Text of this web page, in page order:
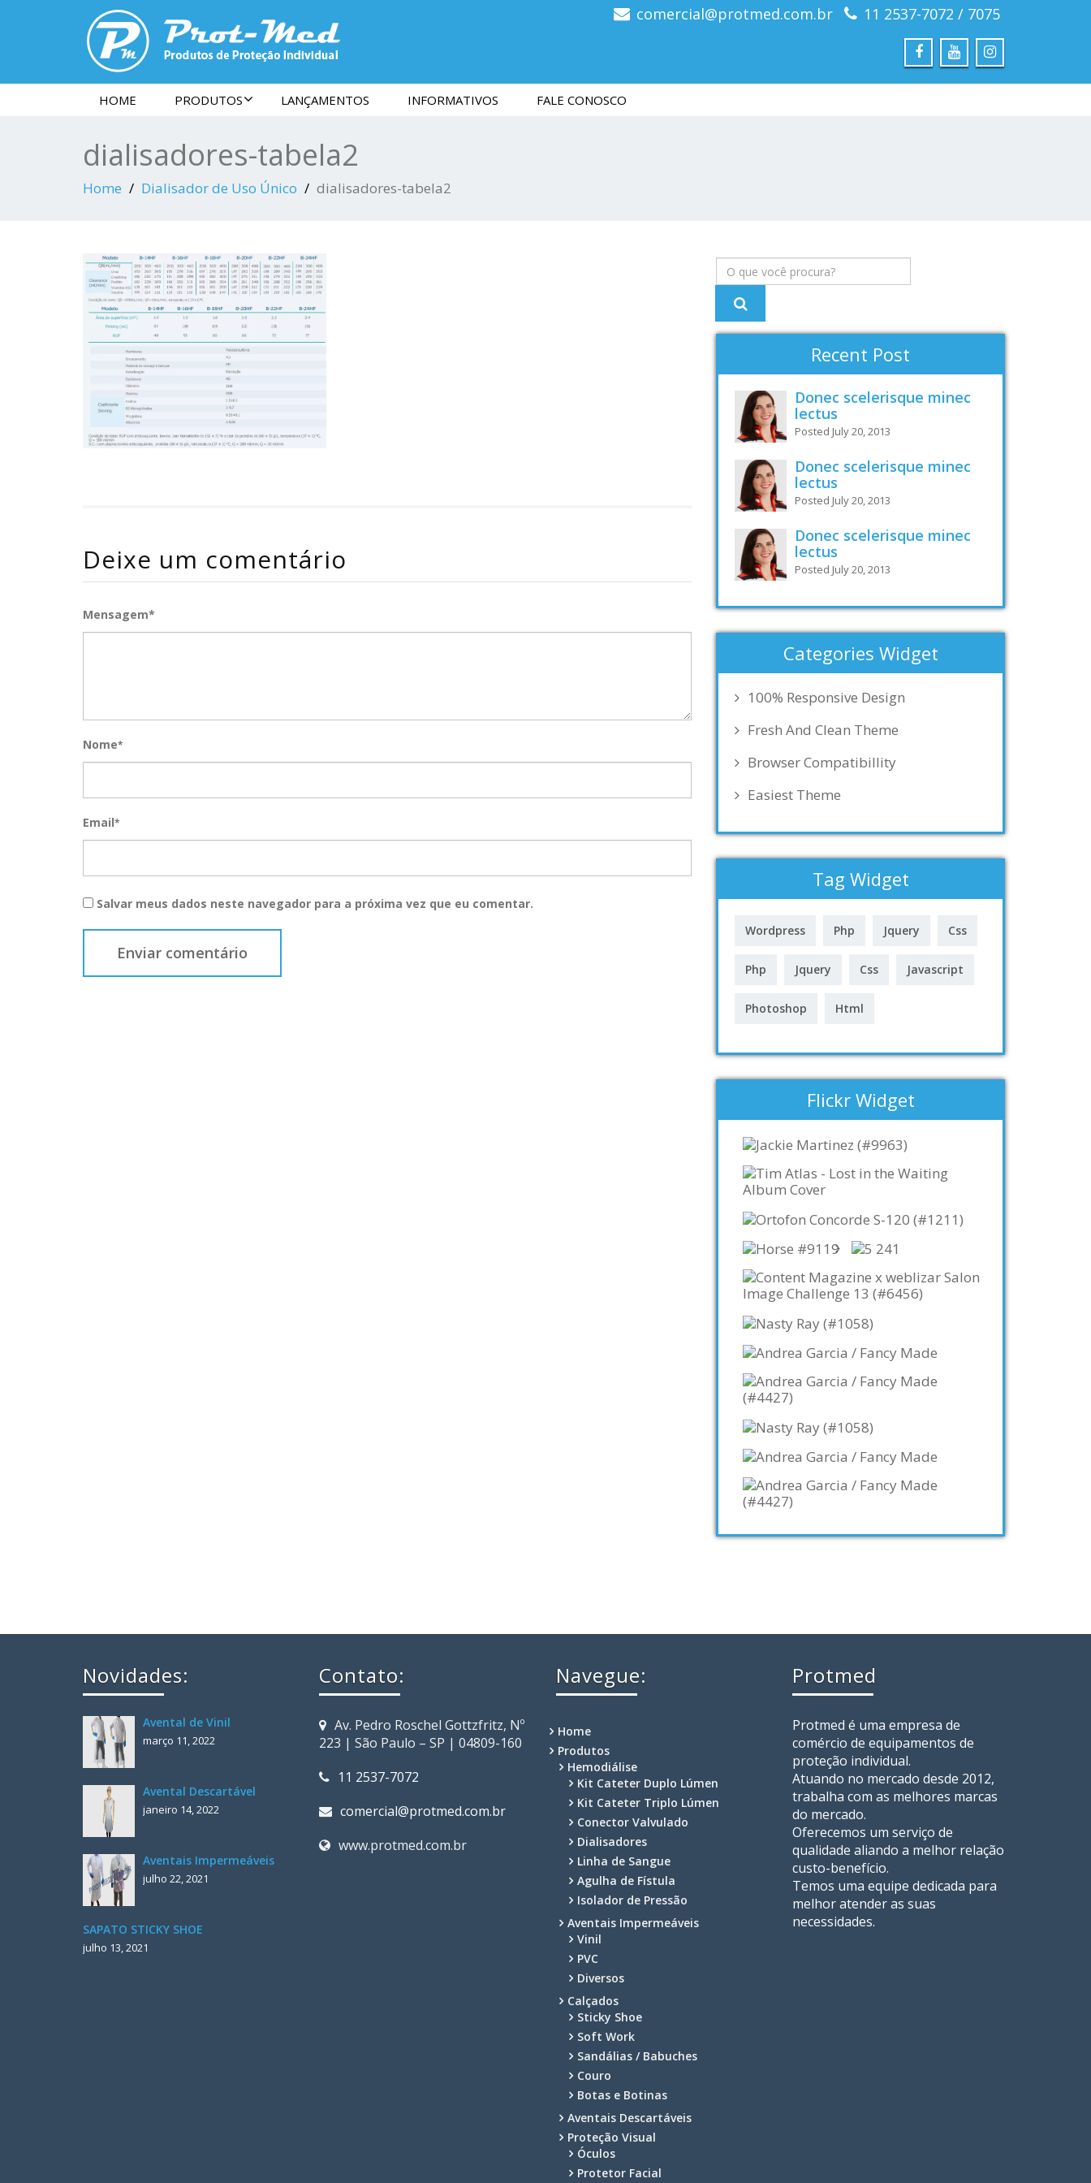
comercial@protmed.com.br 11 2537-7072 / 7075
HOME PRODUTOS LANÇAMENTOS INFORMATIVOS FALE CONOSCO
dialisadores-tabela2
Home Dialisador de Uso Único dialisadores-tabela2
Deixe um comentário
Mensagem*
Nome*
Email*
Salvar meus dados neste navegador para a próxima vez que eu comentar.
Recent Post
Donec scelerisque minec
lectus
Posted July 20, 2013
Donec scelerisque minec
lectus
Posted July 20, 2013
Donec scelerisque minec
lectus
Posted July 20, 2013
Categories Widget
100% Responsive Design
Fresh And Clean Theme
Browser Compatibillity
Easiest Theme
Tag Widget
Wordpress Php Jquery Css
Php Jquery Css Javascript
Photoshop Html
Flickr Widget
Novidades:
Avental de Vinil
março 11, 2022
Avental Descartável
janeiro 14, 2022
Aventais Impermeáveis
julho 22, 2021
SAPATO STICKY SHOE
julho 13, 2021
Contato:
Av. Pedro Roschel Gottzfritz, Nº
223 | São Paulo – SP | 04809-160
11 2537-7072
comercial@protmed.com.br
www.protmed.com.br
Navegue:
Home
Produtos
Hemodiálise
Kit Cateter Duplo Lúmen
Kit Cateter Triplo Lúmen
Conector Valvulado
Dialisadores
Linha de Sangue
Agulha de Fístula
Isolador de Pressão
Aventais Impermeáveis
Vinil
PVC
Diversos
Calçados
Sticky Shoe
Soft Work
Sandálias / Babuches
Couro
Botas e Botinas
Aventais Descartáveis
Proteção Visual
Óculos
Protetor Facial
Protmed
Protmed é uma empresa de
comércio de equipamentos de
proteção individual.
Atuando no mercado desde 2012,
trabalha com as melhores marcas
do mercado.
Oferecemos um serviço de
qualidade aliando a melhor relação
custo-benefício.
Temos uma equipe dedicada para
melhor atender as suas
necessidades.